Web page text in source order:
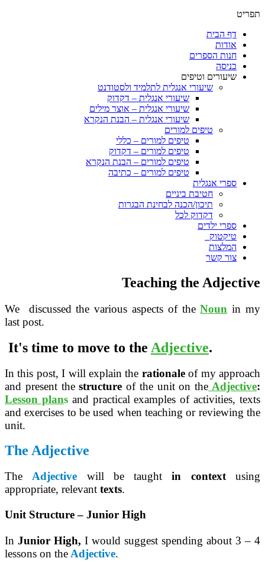
תפריט
דף הבית
אודות
חנות הספרים
כניסה
שיעורים וטיפים
שיעורי אנגלית לתלמיד ולסטודנט
שיעורי אנגלית – דקדוק
שיעורי אנגלית – אוצר מילים
שיעורי אנגלית – הבנת הנקרא
טיפים למורים
טיפים למורים – כללי
טיפים למורים – דקדוק
טיפים למורים – הבנת הנקרא
טיפים למורים – כתיבה
ספרי אנגלית
חטיבת ביניים
תיכון/הכנה לבחינת הבגרות
דקדוק לכל
ספרי ילדים
טיקטוק
המלצות
צור קשר
Teaching the Adjective
We discussed the various aspects of theNoun in my
last post.
It's time to move to the Adjective.
In this post, I will explain the rationaleof my approach
and present thestructureof the unit on the Adjective:
Lesson plans and practical examples of activities, texts
and exercises to be used when teaching or reviewing the
unit.
The Adjective
The Adjective will be taughtin contextusing
appropriate, relevant texts.
Unit Structure – Junior High
In Junior High, I would suggest spending about 3 – 4
lessons on the Adjective.